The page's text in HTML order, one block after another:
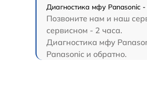
Диагностика мфу Panasonic
Позвоните нам и наш
сервисном - 2 часа.
Диагностика мфу
Panasonic и обратно.